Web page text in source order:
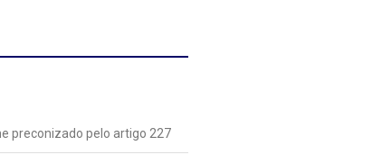
preconizado pelo artigo 227